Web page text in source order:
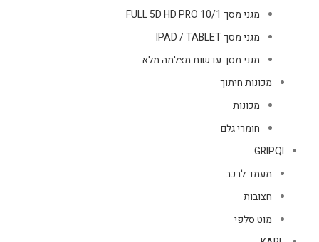
מגני מסך FULL 5D HD PRO 10/1
מגני מסך IPAD / TABLET
מגני מסך עדשות מצלמה מלא
מכונות חיתוך
מכונות
חומרי גלם
GRIPQI
מעמד לרכב
חצובות
מוט סלפי